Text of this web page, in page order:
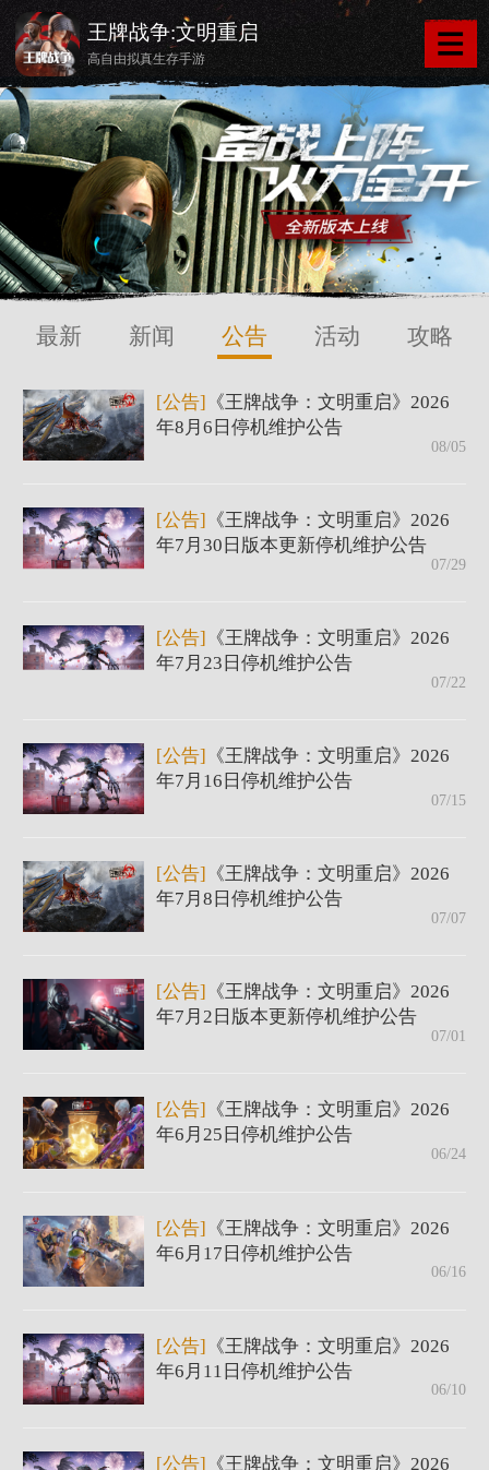
王牌战争:文明重启
高自由拟真生存手游
最新 新闻 公告 活动 攻略
[公告] 《王牌战争：文明重启》2026
年8月6日停机维护公告
08/05
[公告] 《王牌战争：文明重启》2026
年7月30日版本更新停机维护公告
07/29
[公告] 《王牌战争：文明重启》2026
年7月23日停机维护公告
07/22
[公告] 《王牌战争：文明重启》2026
年7月16日停机维护公告
07/15
[公告]
《王牌战争：文明重启》2026
年7月8日停机维护公告
07/07
[公告]
《王牌战争：文明重启》2026
年7月2日版本更新停机维护公告
07/01
[公告]
《王牌战争：文明重启》2026
年6月25日停机维护公告
06/24
[公告] 《王牌战争：文明重启》2026
年6月17日停机维护公告
06/16
[公告] 《王牌战争：文明重启》2026
年6月11日停机维护公告
06/10
[公告] 《王牌战争：文明重启》2026